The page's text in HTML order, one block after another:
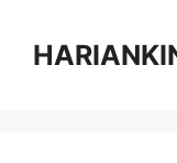
content